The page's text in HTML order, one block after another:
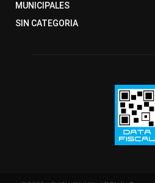
MUNICIPALES
SIN CATEGORIA